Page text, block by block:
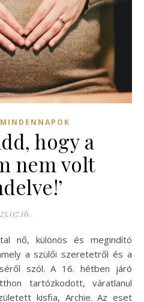
MINDENNAPOK
hogy a
nem volt
a szülői szeretetről és a
szól. A 16. hétben járó
tartózkodott, váratlanul
kisfia, Archie. Az eset